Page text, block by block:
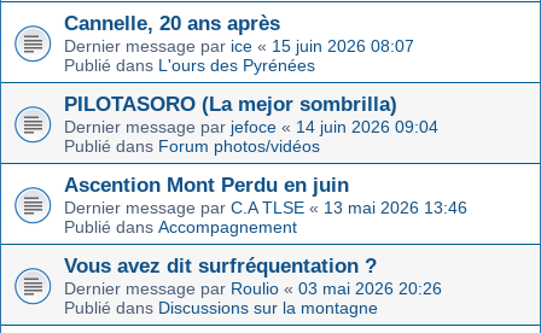
Cannelle, 20 ans après
Dernier message par ice « 15 juin 2026 08:07
Publié dans L'ours des Pyrénées
PILOTASORO (La mejor sombrilla)
Dernier message par jefoce « 14 juin 2026 09:04
Publié dans Forum photos/vidéos
Ascention Mont Perdu en juin
Dernier message par C.A TLSE « 13 mai 2026 13:46
Publié dans Accompagnement
Vous avez dit surfréquentation ?
Dernier message par Roulio « 03 mai 2026 20:26
Publié dans Discussions sur la montagne